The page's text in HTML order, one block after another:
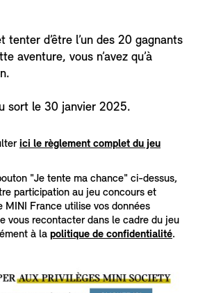
tenter d’être l’un des 20 gagnants
aventure, vous n’avez qu’à
sort le 30 janvier 2025.
ici le règlement complet du jeu
"Je tente ma chance" ci-dessus,
participation au jeu concours et
MINI France utilise vos données
vous recontacter dans le cadre du jeu
à la politique de confidentialité.